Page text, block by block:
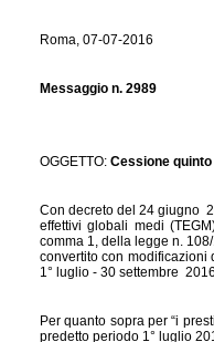
Roma, 07-07-2016
Messaggio n. 2989
OGGETTO: Cessione
Con decreto del 24 giugno
effettivi globali medi
comma 1, della legge n.
convertito con modificazioni
1° luglio - 30 settembre
Per quanto sopra per “i
predetto periodo 1° luglio